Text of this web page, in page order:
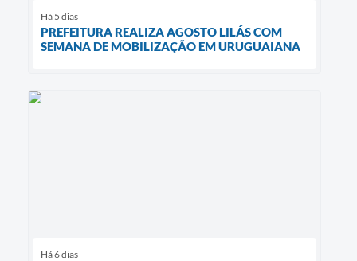
Há 5 dias
PREFEITURA REALIZA AGOSTO LILÁS COM
SEMANA DE MOBILIZAÇÃO EM URUGUAIANA
Há 6 dias